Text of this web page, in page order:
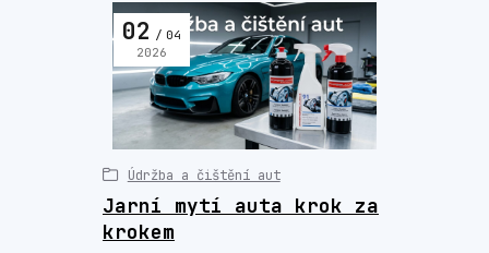
Jarní mytí auta krok za
krokem
02
04
2026
Údržba a čištění aut